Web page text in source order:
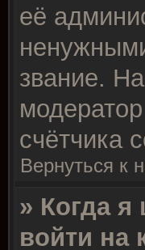
её
звание.
счётчика
Вернуться к
» Когда
войти на